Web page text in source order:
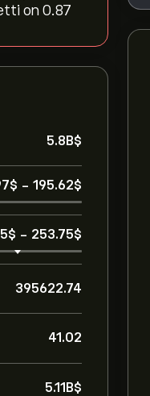
on 0.87
5.8B‎$‎
- 195.62‎$‎
- 253.75‎$‎
395622.74
41.02
5.11B‎$‎